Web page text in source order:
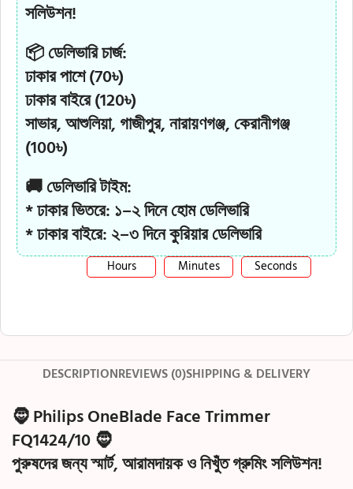
সলিউশন!
📦 ডেলিভারি চার্জ:
ঢাকার পাশে (70৳)
ঢাকার বাইরে (120৳)
সাভার, আশুলিয়া, গাজীপুর, নারায়ণগঞ্জ, কেরানীগঞ্জ
(100৳)
🚚 ডেলিভারি টাইম:
* ঢাকার ভিতরে: ১–২ দিনে হোম ডেলিভারি
* ঢাকার বাইরে: ২–৩ দিনে কুরিয়ার ডেলিভারি
Hours Minutes Seconds
DESCRIPTIONREVIEWS (0)SHIPPING & DELIVERY
🧔Philips OneBlade Face Trimmer
FQ1424/10 🧔
পুরুষদের জন্য স্মার্ট, আরামদায়ক ও নিখুঁত গ্রুমিং সলিউশন!